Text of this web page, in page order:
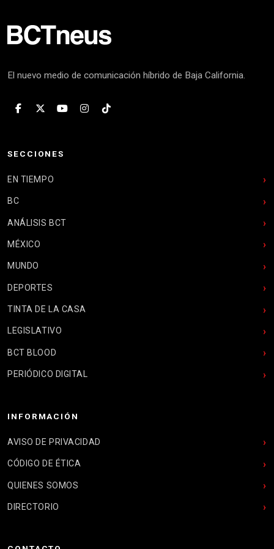
El nuevo medio de comunicación híbrido de Baja California.
SECCIONES
EN TIEMPO
BC
ANÁLISIS BCT
MÉXICO
MUNDO
DEPORTES
TINTA DE LA CASA
LEGISLATIVO
BCT BLOOD
PERIÓDICO DIGITAL
INFORMACIÓN
AVISO DE PRIVACIDAD
CÓDIGO DE ÉTICA
QUIENES SOMOS
DIRECTORIO